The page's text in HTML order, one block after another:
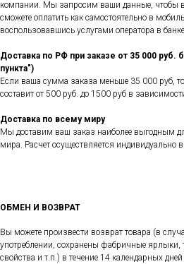
компании. Мы запросим ваши данные, чтобы
сможете оплатить как самостоятельно в
воспользовавшись услугами оператора в банке
Доставка по РФ при заказе от 35 000 руб.
пункта")
Если ваша сумма заказа меньше 35 000 руб,
составит от 500 руб. до 1500 руб в
Доставка по всему миру
Мы доставим ваш заказ наиболее выгодным
мира. Расчет осуществляется индивидуально
ОБМЕН И ВОЗВРАТ
Вы можете произвести возврат товара (в
употреблении, сохранены фабричные ярлыки,
свойства и т.п.) в течение 14 календарных